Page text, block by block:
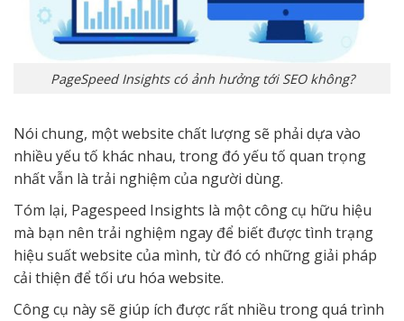
PageSpeed Insights có ảnh hưởng tới SEO không?
Nói chung, một website chất lượng sẽ phải dựa vào
nhiều yếu tố khác nhau, trong đó yếu tố quan trọng
nhất vẫn là trải nghiệm của người dùng.
Tóm lại, Pagespeed Insights là một công cụ hữu hiệu
mà bạn nên trải nghiệm ngay để biết được tình trạng
hiệu suất website của mình, từ đó có những giải pháp
cải thiện để tối ưu hóa website.
Công cụ này sẽ giúp ích được rất nhiều trong quá trình